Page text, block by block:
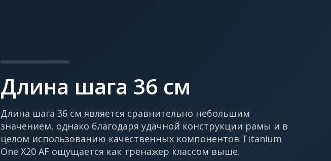
Длина шага 36 см
Длина шага 36 см является сравнительно небольшим
значением, однако благодаря удачной конструкции рамы и в
целом использованию качественных компонентов Titanium
One X20 AF ощущается как тренажер классом выше.